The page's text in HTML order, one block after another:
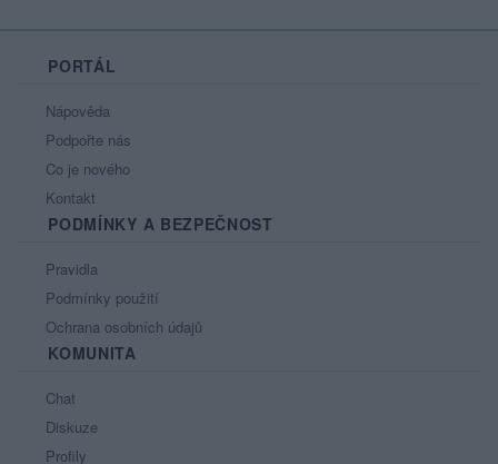
PORTÁL
Nápověda
Podpořte nás
Co je nového
Kontakt
PODMÍNKY A BEZPEČNOST
Pravidla
Podmínky použití
Ochrana osobních údajů
KOMUNITA
Chat
Diskuze
Profily